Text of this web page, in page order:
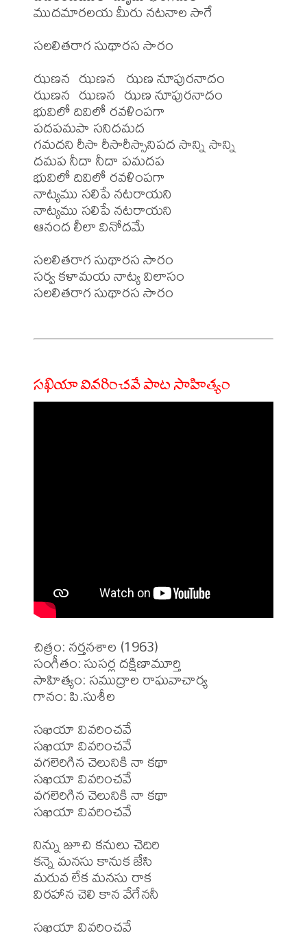
ముదమారలయ మీరు నటనాల సాగే
సలలితరాగ సుథారస సారం
ఝణన  ఝణన  ఝణ నూపురనాదం
ఝణన  ఝణన  ఝణ నూపురనాదం
భువిలో దివిలో రవళింపగా
పదపమపా సనిదమద
గమదని రీసా రీసారీస్సానిపద సాన్ని సాన్ని
దమప నీదా నీదా పమదప
భువిలో దివిలో రవళింపగా
నాట్యము సలిపే నటరాయని
నాట్యము సలిపే నటరాయని
ఆనంద లీలా వినోదమే
సలలితరాగ సుథారస సారం
సర్వ కళామయ నాట్య విలాసం
సలలితరాగ సుథారస సారం
సఖియా వివరించవే పాట సాహిత్యం
చిత్రం: నర్తనశాల (1963)
సంగీతం: సుసర్ల దక్షిణామూర్తి
సాహిత్యం: సముద్రాల రాఘవాచార్య
గానం: పి.సుశీల
సఖియా వివరించవే
సఖియా వివరించవే
వగలెరిగిన చెలునికి నా కథా
సఖియా వివరించవే
వగలెరిగిన చెలునికి నా కథా
సఖియా వివరించవే
నిన్ను జూచి కనులు చెదిరి
కన్నె మనసు కానుక జేసి
మరువ లేక మనసు రాక
విరహాన చెలి కాన వేగేననీ
సఖియా వివరించవే